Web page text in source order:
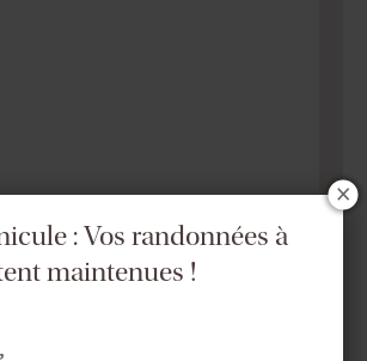
: Vos randonnées à
maintenues !